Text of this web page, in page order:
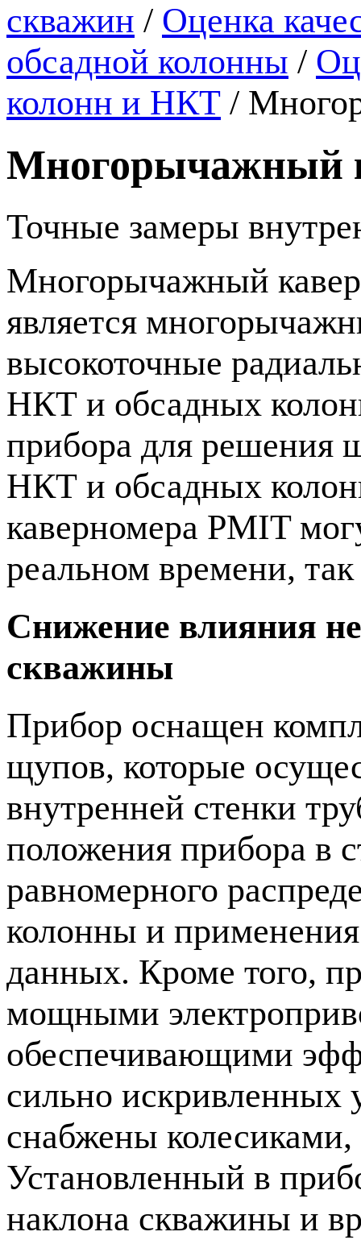
скважин / Оценка
обсадной колонны /
колонн и НКТ /
Многорычажный
Точные замеры
Многорычажный
является
высокоточные
НКТ и обсадных
прибора для решения
НКТ и обсадных
каверномера PMIT
реальном времени,
Снижение влияния
скважины
Прибор оснащен
щупов, которые
внутренней стенки
положения прибора в
равномерного
колонны и применения
данных. Кроме того,
мощными
обеспечивающими
сильно искривленных
снабжены
Установленный в
наклона скважины и